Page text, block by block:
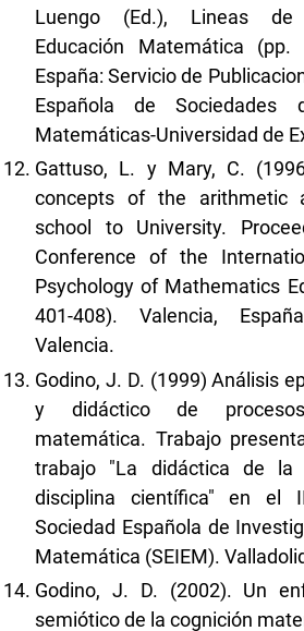
Luengo (Ed.), Lineas de
Educación Matemática (pp.
España: Servicio de
Española de Sociedades
Matemáticas-Universidad de
Gattuso, L. y Mary, C.
concepts of the arithmetic
school to University.
Conference of the
Psychology of Mathematics
401-408). Valencia,
Valencia.
Godino, J. D. (1999) Análisis
y didáctico de
matemática. Trabajo
trabajo "La didáctica de la
disciplina científica" en el
Sociedad Española de
Matemática (SEIEM).
Godino, J. D. (2002). Un
semiótico de la cognición